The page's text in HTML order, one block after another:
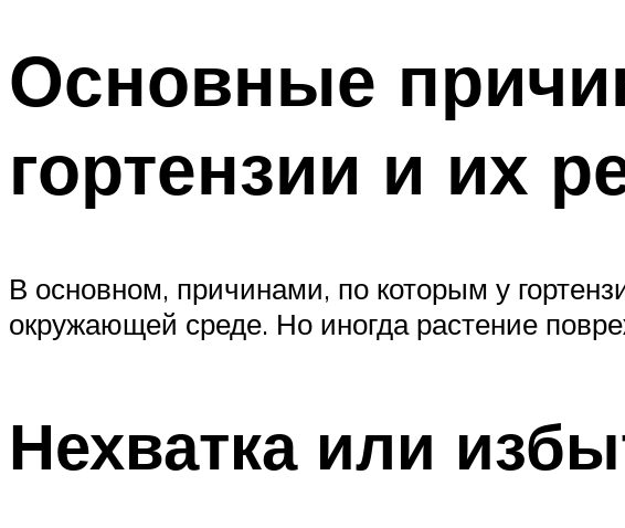
Основные
гортензии и их
В основном, причинами, по которым у
окружающей среде. Но иногда растение
Нехватка или